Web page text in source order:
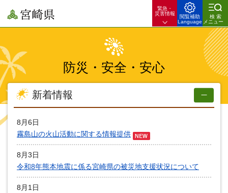
宮崎県
緊急・
災害情報
閲覧補助
Language
検索
メニュー
防災・安全・安心
新着情報
8月6日
霧島山の火山活動に関する情報提供
8月3日
令和8年熊本地震に係る宮崎県の被災地支援状況について
8月1日